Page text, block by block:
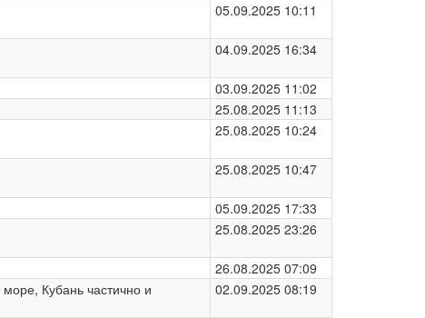
05.09.2025 10:11
04.09.2025 16:34
03.09.2025 11:02
25.08.2025 11:13
25.08.2025 10:24
25.08.2025 10:47
05.09.2025 17:33
25.08.2025 23:26
26.08.2025 07:09
Кубань частично и
02.09.2025 08:19